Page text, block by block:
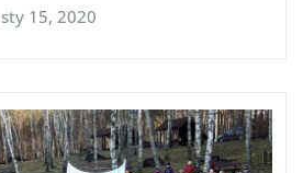
sty 15, 2020